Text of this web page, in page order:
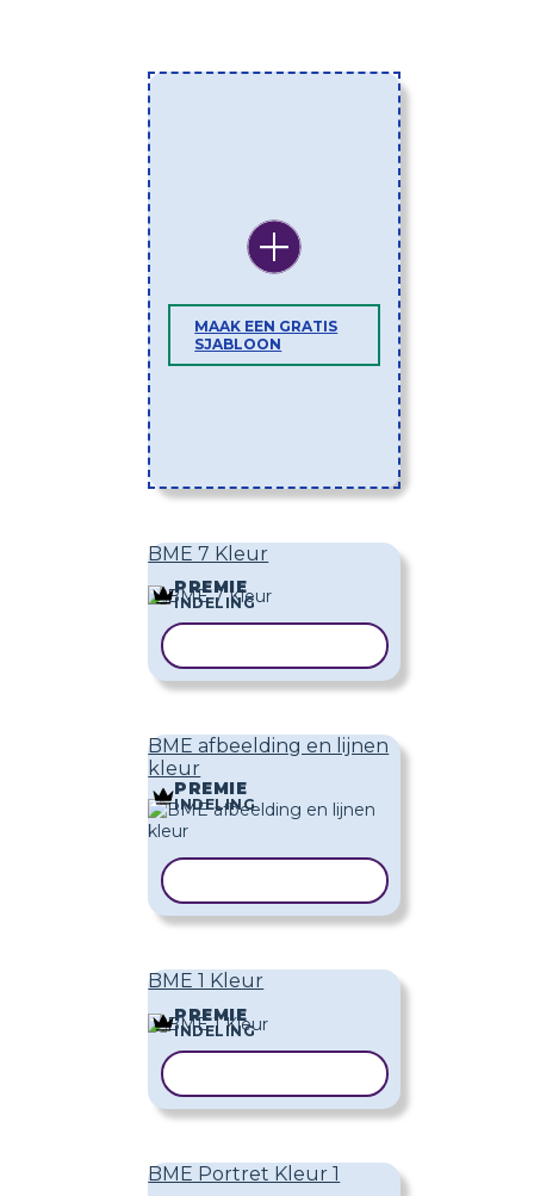
MAAK EEN GRATIS
SJABLOON
BME 7 Kleur
PREMIE
INDELING
BME afbeelding en lijnen
kleur
PREMIE
INDELING
BME 1 Kleur
PREMIE
INDELING
BME Portret Kleur 1